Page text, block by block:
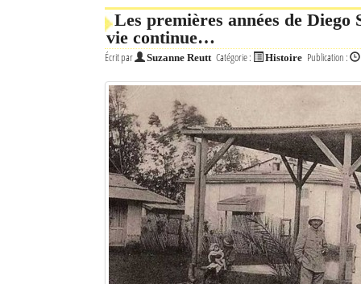
Identifiant oublié ?
Les premières années de
vie continue…
Écrit par Suzanne Reutt Catégorie : Histoire Publication :